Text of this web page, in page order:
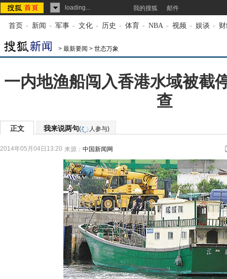
loading... 我的搜狐 邮件
首页 - 新闻 - 军事 - 文化 - 历史 - 体育 - NBA - 视频 - 娱谈 -
> 最新要闻 > 世态万象
一内地渔船闯入香港水域被截
查
正文 我来说两句( 人参与)
2014年05月04日13:20 来源： 中国新闻网